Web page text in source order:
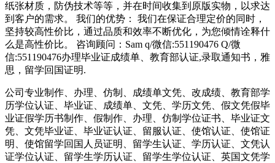
纸张材质，防伪技术等等，并在时间收集到原版实物，以求达
到客户的需求。 我们的优势： 我们在保证合理定价的同时，
坚持较高性价比，通过品质和效率不断优化，为您倾情诠释什
么是高性价比。 咨询顾问：Sam q/微信:551190476 Q/微
信:551190476办理毕业证成绩单、教育部认证,录取通知书，雅
思，留学回国证明.
公司专业制作、办理、仿制、成绩单文凭、改成绩、教育部学
历学位认证、毕业证、成绩单、文凭、学历文凭、假文凭假毕
业证假学历书制作、假制作、办理、仿制学位证书、毕业证文
凭、文凭毕业证、毕业证认证、留服认证、使馆认证、使馆证
明、使馆留学回国人员证明、留学生认证、学历认证、文凭认
证学位认证、留学生学历认证、留学生学位认证、英国文凭学